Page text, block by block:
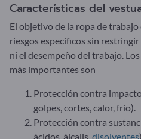
Características del
El objetivo de la ropa de
riesgos específicos sin
ni el desempeño del trabajo.
más importantes son
Protección contra
golpes, cortes, calor, frío).
Protección contra
ácidos, álcalis,disolventes